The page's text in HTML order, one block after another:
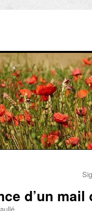
d’un mail